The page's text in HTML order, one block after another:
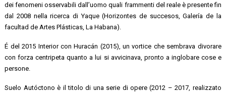
dei fenomeni osservabili dall’uomo quali frammenti del reale è presente fin
dal 2008 nella ricerca di Yaque (Horizontes de succesos, Galería de la
facultad de Artes Plásticas, La Habana).
É del 2015 Interior con Huracán (2015), un vortice che sembrava divorare
con forza centripeta quanto a lui si avvicinava, pronto a inglobare cose e
persone.
Suelo Autóctono è il titolo di una serie di opere (2012 – 2017, realizzato